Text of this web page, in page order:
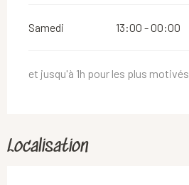
Samedi 13:00 - 00:00
et jusqu'à 1h pour les plus motivés
Localisation